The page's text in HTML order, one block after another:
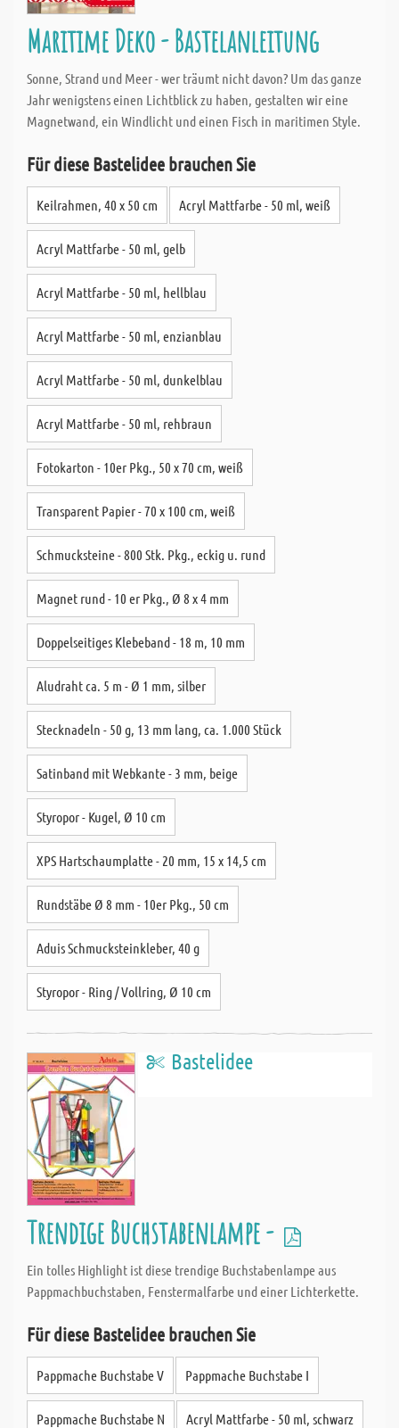
Maritime Deko - Bastelanleitung
Sonne, Strand und Meer - wer träumt nicht davon? Um das ganze
Jahr wenigstens einen Lichtblick zu haben, gestalten wir eine
Magnetwand, ein Windlicht und einen Fisch in maritimen Style.
Für diese Bastelidee brauchen Sie
Keilrahmen, 40 x 50 cm Acryl Mattfarbe - 50 ml, weiß
Acryl Mattfarbe - 50 ml, gelb
Acryl Mattfarbe - 50 ml, hellblau
Acryl Mattfarbe - 50 ml, enzianblau
Acryl Mattfarbe - 50 ml, dunkelblau
Acryl Mattfarbe - 50 ml, rehbraun
Fotokarton - 10er Pkg., 50 x 70 cm, weiß
Transparent Papier - 70 x 100 cm, weiß
Schmucksteine - 800 Stk. Pkg., eckig u. rund
Magnet rund - 10 er Pkg., Ø 8 x 4 mm
Doppelseitiges Klebeband - 18 m, 10 mm
Aludraht ca. 5 m - Ø 1 mm, silber
Stecknadeln - 50 g, 13 mm lang, ca. 1.000 Stück
Satinband mit Webkante - 3 mm, beige
Styropor - Kugel, Ø 10 cm
XPS Hartschaumplatte - 20 mm, 15 x 14,5 cm
Rundstäbe Ø 8 mm - 10er Pkg., 50 cm
Aduis Schmucksteinkleber, 40 g
Styropor - Ring / Vollring, Ø 10 cm
Bastelidee
Trendige Buchstabenlampe -
Ein tolles Highlight ist diese trendige Buchstabenlampe aus
Pappmachbuchstaben, Fenstermalfarbe und einer Lichterkette.
Für diese Bastelidee brauchen Sie
Pappmache Buchstabe V Pappmache Buchstabe I
Pappmache Buchstabe N Acryl Mattfarbe - 50 ml, schwarz